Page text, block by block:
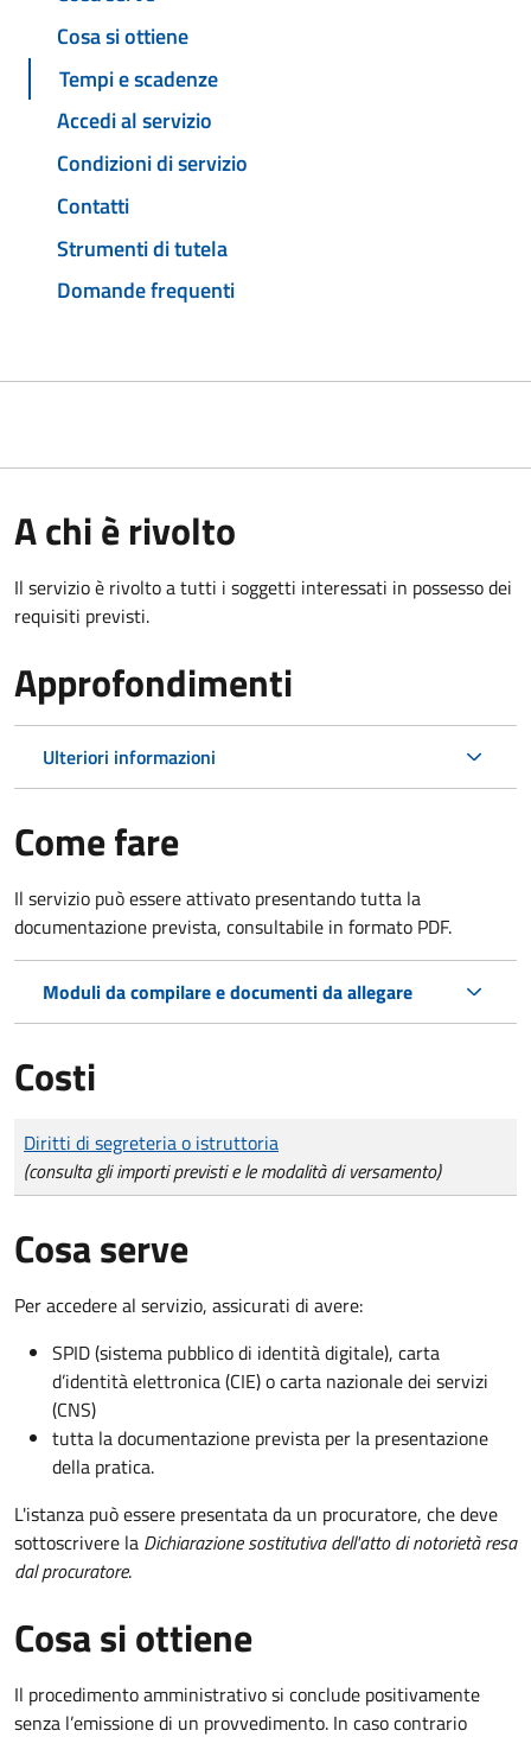
Cosa si ottiene
Tempi e scadenze
Accedi al servizio
Condizioni di servizio
Contatti
Strumenti di tutela
Domande frequenti
A chi è rivolto
Il servizio è rivolto a tutti i soggetti interessati in possesso dei
requisiti previsti.
Approfondimenti
Ulteriori informazioni
Come fare
Il servizio può essere attivato presentando tutta la
documentazione prevista, consultabile in formato PDF.
Moduli da compilare e documenti da allegare
Costi
Tipo di pagamento
Importo
Diritti di segreteria o istruttoria
(consulta gli importi previsti e le modalità di versamento)
Cosa serve
Per accedere al servizio, assicurati di avere:
SPID (sistema pubblico di identità digitale), carta
d’identità elettronica (CIE) o carta nazionale dei servizi
(CNS)
tutta la documentazione prevista per la presentazione
della pratica.
L'istanza può essere presentata da un procuratore, che deve
sottoscrivere la Dichiarazione sostitutiva dell'atto di notorietà resa
dal procuratore.
Cosa si ottiene
Il procedimento amministrativo si conclude positivamente
senza l’emissione di un provvedimento. In caso contrario